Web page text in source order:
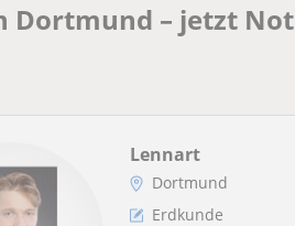
– jetzt
Lennart
Dortmund
Erdkunde